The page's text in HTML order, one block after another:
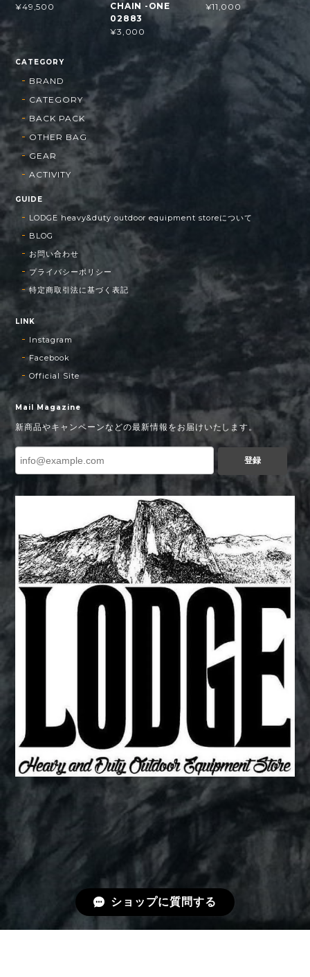
¥49,500
CHAIN -ONE
02883
¥3,000
¥11,000
CATEGORY
BRAND
CATEGORY
BACK PACK
OTHER BAG
GEAR
ACTIVITY
GUIDE
LODGE heavy&duty outdoor equipment storeについて
BLOG
お問い合わせ
プライバシーポリシー
特定商取引法に基づく表記
LINK
Instagram
Facebook
Official Site
Mail Magazine
新商品やキャンペーンなどの最新情報をお届けいたします。
登録
ショップに質問する